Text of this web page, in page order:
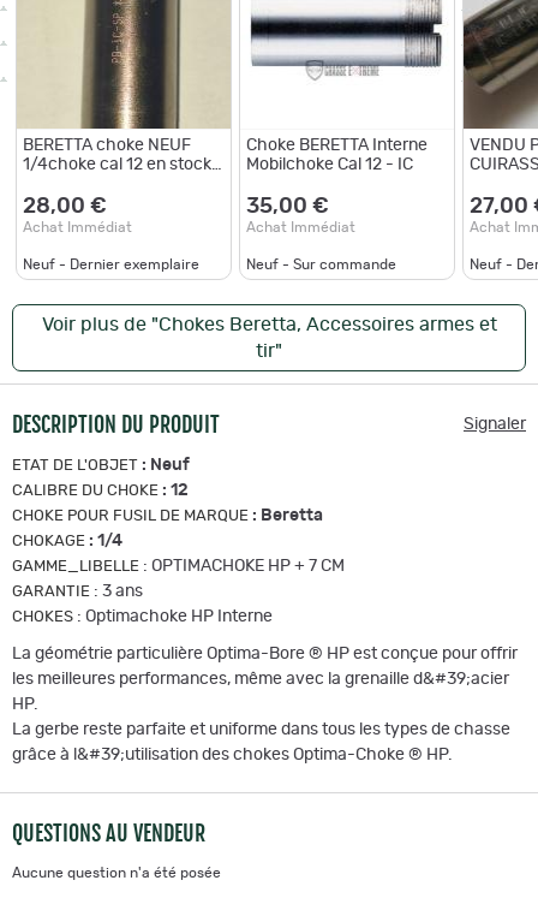
BERETTA choke NEUF
1/4choke cal 12 en stock
28,00 €
Achat Immédiat
Neuf - Dernier exemplaire
Choke BERETTA Interne
Mobilchoke Cal 12 - IC
35,00 €
Achat Immédiat
Neuf - Sur commande
VENDU
FRANCHI-
1/4 IC
27,00
Achat
Neuf -
Voir plus de "Chokes Beretta, Accessoires armes et
tir"
DESCRIPTION DU PRODUIT Signaler
ETAT DE L'OBJET : Neuf
CALIBRE DU CHOKE : 12
CHOKE POUR FUSIL DE MARQUE : Beretta
CHOKAGE : 1/4
GAMME_LIBELLE : OPTIMACHOKE HP + 7 CM
GARANTIE : 3 ans
CHOKES : Optimachoke HP Interne
La géométrie particulière Optima-Bore ® HP est conçue pour offrir
les meilleures performances, même avec la grenaille d&#39;acier
HP.
La gerbe reste parfaite et uniforme dans tous les types de chasse
grâce à l&#39;utilisation des chokes Optima-Choke ® HP.
QUESTIONS AU VENDEUR
Aucune question n'a été posée